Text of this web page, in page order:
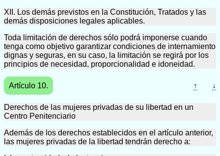
XII. Los demás previstos en la Constitución, Tratados y las
demás disposiciones legales aplicables.
Toda limitación de derechos sólo podrá imponerse cuando
tenga como objetivo garantizar condiciones de internamiento
dignas y seguras, en su caso, la limitación se regirá por los
principios de necesidad, proporcionalidad e idoneidad.
Artículo 10. ↑ ↓
Derechos de las mujeres privadas de su libertad en un
Centro Penitenciario
Además de los derechos establecidos en el artículo anterior,
las mujeres privadas de la libertad tendrán derecho a: